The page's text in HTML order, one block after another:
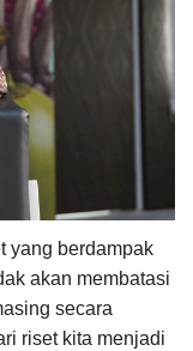
yang berdampak
akan membatasi
secara
riset kita menjadi